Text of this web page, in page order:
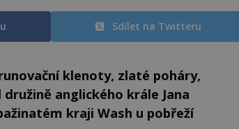
Sdílet na Twitteru
klenoty, zlaté poháry,
anglického krále Jana
kraji Wash u pobřeží